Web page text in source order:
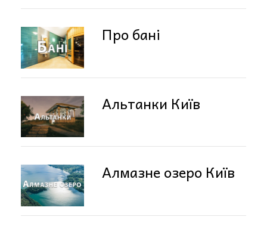
Про бані
Альтанки Київ
Алмазне озеро Київ